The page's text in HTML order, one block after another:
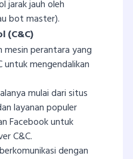
jauh oleh
bot master).
(C&C)
perantara yang
untuk mengendalikan
mulai dari situs
layanan populer
Facebook untuk
C&C.
dengan